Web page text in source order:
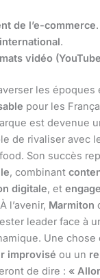
de l’e-commerce.
.
vidéo
les époques
pour les
est devenue
de rivaliser avec
Son succès
, combinant
digitale, et
l’avenir, Marmiton
leader face à
Une chose
improvisé ou un
de dire : «